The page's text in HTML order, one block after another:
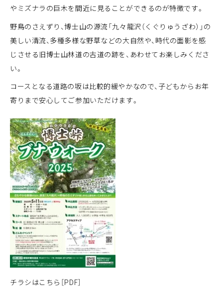
やミズナラの巨木を間近に見ることができるのが特徴です。
野鳥のさえずり、博士山の源流「九々龍沢（くぐりゅうざわ）」の
美しい清流、多種多様な野草などの大自然や、時代の面影を感
じさせる旧博士山林道の古道の跡を、あわせてお楽しみくださ
い。
コースとなる道路の坂は比較的緩やかなので、子どもからお年
寄りまで安心してご参加いただけます。
チラシはこちら［PDF］